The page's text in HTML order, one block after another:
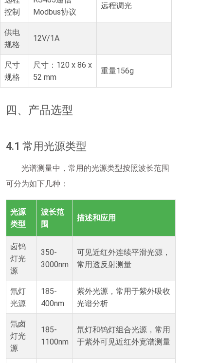
控制
Modbus协议
远程调光
供电
规格
12V/1A
尺寸
规格
尺寸：120 x 86 x
52 mm
重量156g
四、产品选型
4.1 常用光源类型
光谱测量中，常用的光源类型按照波长范围
可分为如下几种：
光源
类型
波长范
围
描述和应用
卤钨
灯光
源
350-
3000nm
可见近红外连续平滑光源，
常用透反射测量
氘灯
光源
185-
400nm
紫外光源，常用于紫外吸收
光谱分析
氘卤
灯光
源
185-
1100nm
氘灯和钨灯组合光源，常用
于紫外可见近红外宽谱测量